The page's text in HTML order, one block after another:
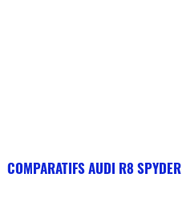
COMPARATIFS AUDI R8 SPYDER